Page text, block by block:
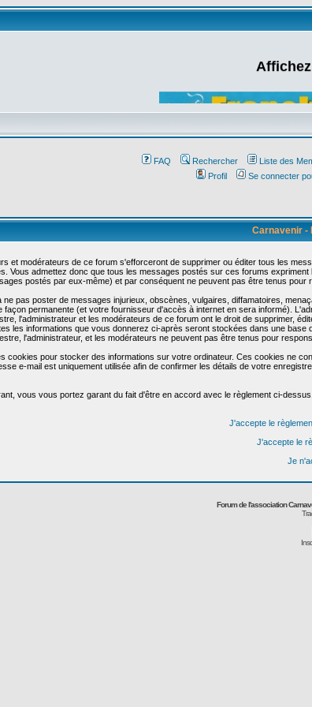
FAQ Rechercher Liste des
Profil
Se connecter
Carnavenir -
et modérateurs de ce forum s'efforceront de supprimer ou éditer tous les
Vous admettez donc que tous les messages postés sur ces forums
postés par eux-même) et par conséquent ne peuvent pas être tenus pour
ne pas poster de messages injurieux, obscènes, vulgaires, diffamatoires,
façon permanente (et votre fournisseur d'accès à internet en sera informé).
l'administrateur et les modérateurs de ce forum ont le droit de supprimer,
les informations que vous donnerez ci-après seront stockées dans une
l'administrateur, et les modérateurs ne peuvent pas être tenus pour
cookies pour stocker des informations sur votre ordinateur. Ces cookies ne
e-mail est uniquement utilisée afin de confirmer les détails de votre
vous vous portez garant du fait d'être en accord avec le règlement ci-dessus.
J'accepte le
J'accepte le
Je
Forum de l'association